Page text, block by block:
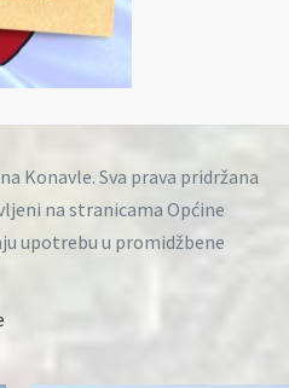
Konavle. Sva prava pridržana
na stranicama Općine
upotrebu u promidžbene